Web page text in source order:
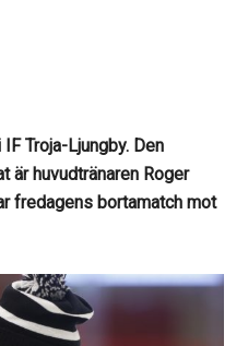
Troja-Ljungby. Den
är huvudtränaren Roger
fredagens bortamatch mot